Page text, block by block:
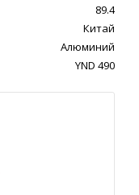
89.4
Китай
Алюминий
YND 490